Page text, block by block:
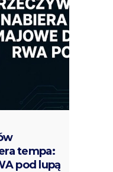
tempa:
pod lupą